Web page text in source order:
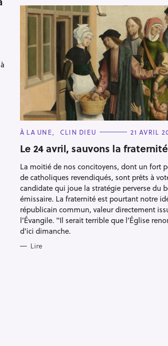
C
T
E
O
R
I
E
S
À LA UNE CLIN DIEU 21 AVRIL
Le 24 avril, sauvons la fraternité
La moitié de nos concitoyens, dont un fort
de catholiques revendiqués, sont prêts à
candidate qui joue la stratégie perverse du
émissaire. La fraternité est pourtant notre
républicain commun, valeur directement
l’Évangile. "Il serait terrible que l’Église
d'ici dimanche.
Lire